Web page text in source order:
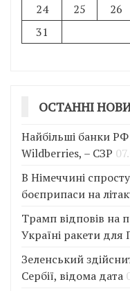
24
25 26
31
ОСТАННІ
Найбільші банки
Wildberries, – СЗР
В Німеччині
боєприпаси на
Трамп відповів на
Україні ракети
Зеленський
Сербії, відома дата